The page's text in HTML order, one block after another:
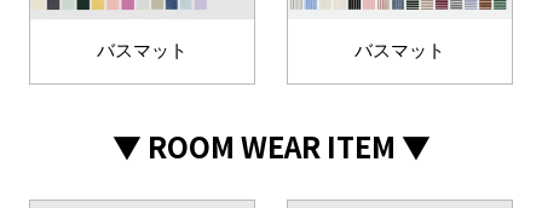
バスマット バスマット
▼ ROOM WEAR ITEM ▼